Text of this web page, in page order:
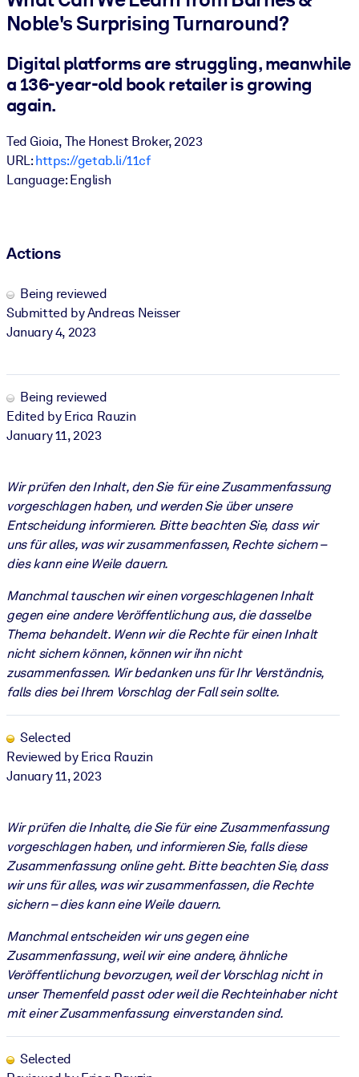
For LMS/LXP
Bring bite-sized, verified knowledge into your LMS/LXP for
learning results.
Enrich your corporate library with trusted, ready-to-use business
knowledge.
outputs.
Noble's Surprising Turnaround?
Digital platforms are struggling, meanwhile
a 136-year-old book retailer is growing
again.
Ted Gioia, The Honest Broker, 2023
URL: https://getab.li/11cf
Language: English
Actions
Being reviewed
Submitted by Andreas Neisser
January 4, 2023
Being reviewed
Edited by Erica Rauzin
January 11, 2023
Wir prüfen den Inhalt, den Sie für eine Zusammenfassung
vorgeschlagen haben, und werden Sie über unsere
Entscheidung informieren. Bitte beachten Sie, dass wir
uns für alles, was wir zusammenfassen, Rechte sichern –
dies kann eine Weile dauern.
Manchmal tauschen wir einen vorgeschlagenen Inhalt
gegen eine andere Veröffentlichung aus, die dasselbe
Thema behandelt. Wenn wir die Rechte für einen Inhalt
nicht sichern können, können wir ihn nicht
zusammenfassen. Wir bedanken uns für Ihr Verständnis,
falls dies bei Ihrem Vorschlag der Fall sein sollte.
Selected
Reviewed by Erica Rauzin
January 11, 2023
Wir prüfen die Inhalte, die Sie für eine Zusammenfassung
vorgeschlagen haben, und informieren Sie, falls diese
Zusammenfassung online geht. Bitte beachten Sie, dass
wir uns für alles, was wir zusammenfassen, die Rechte
sichern – dies kann eine Weile dauern.
Manchmal entscheiden wir uns gegen eine
Zusammenfassung, weil wir eine andere, ähnliche
Veröffentlichung bevorzugen, weil der Vorschlag nicht in
unser Themenfeld passt oder weil die Rechteinhaber nicht
mit einer Zusammenfassung einverstanden sind.
Selected